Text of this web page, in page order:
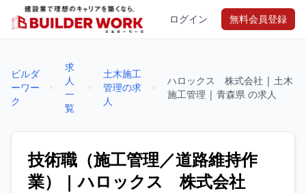
ログイン 無料会員登録
ビルダ
ーワー
ク
求
人
一
覧
土木施工
管理の求
人
ハロックス 株式会社 | 土木
施工管理 | 青森県 の求人
技術職（施工管理／道路維持作
業） | ハロックス 株式会社